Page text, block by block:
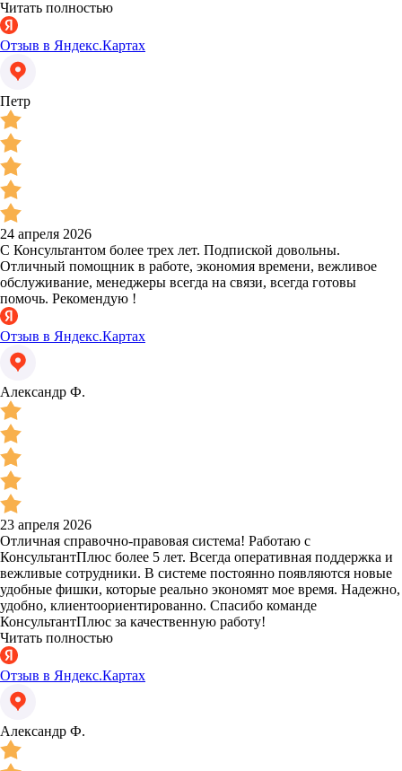
Читать полностью
Отзыв в Яндекс.Картах
Петр
24 апреля 2026
С Консультантом более трех лет. Подпиской довольны.
Отличный помощник в работе, экономия времени, вежливое
обслуживание, менеджеры всегда на связи, всегда готовы
помочь. Рекомендую !
Отзыв в Яндекс.Картах
Александр Ф.
23 апреля 2026
Отличная справочно-правовая система! Работаю с
КонсультантПлюс более 5 лет. Всегда оперативная поддержка и
вежливые сотрудники. В системе постоянно появляются новые
удобные фишки, которые реально экономят мое время. Надежно,
удобно, клиентоориентированно. Спасибо команде
КонсультантПлюс за качественную работу!
Читать полностью
Отзыв в Яндекс.Картах
Александр Ф.